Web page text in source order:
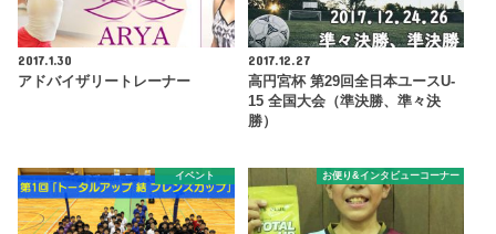
2017.1.30
アドバイザリートレーナー
2017.12.27
高円宮杯 第29回全日本ユースU-
15 全国大会（準決勝、準々決
勝）
イベント お便り&インタビューコーナー